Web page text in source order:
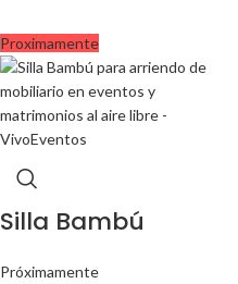
Proximamente
Silla Bambú
Próximamente